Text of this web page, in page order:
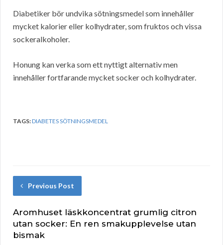
Diabetiker bör undvika sötningsmedel som innehåller
mycket kalorier eller kolhydrater, som fruktos och vissa
sockeralkoholer.
Honung kan verka som ett nyttigt alternativ men
innehåller fortfarande mycket socker och kolhydrater.
TAGS:DIABETES SÖTNINGSMEDEL
Previous Post
Aromhuset läskkoncentrat grumlig citron
utan socker: En ren smakupplevelse utan
bismak